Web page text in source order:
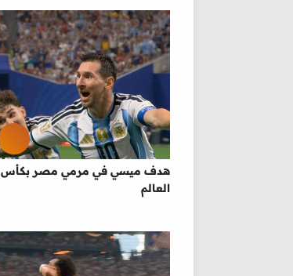
هدف ميسي في مرمي مصر بكأس
العالم